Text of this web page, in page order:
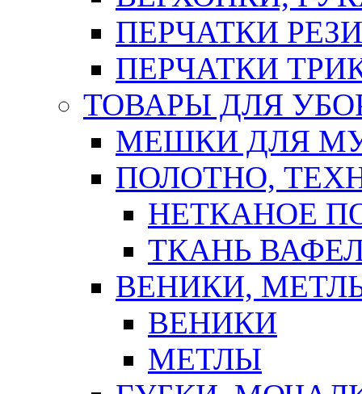
ПЕРЧАТКИ
ПЕРЧАТКИ
ТОВАРЫ ДЛЯ
МЕШКИ ДЛЯ
ПОЛОТНО,
НЕТКАНОЕ
ТКАНЬ
ВЕНИКИ,
ВЕНИКИ
МЕТЛЫ